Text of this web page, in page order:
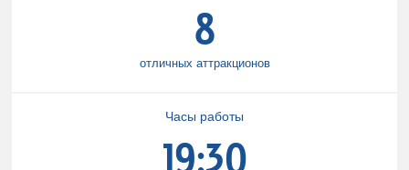
8
отличных аттракционов
Часы работы
19:30